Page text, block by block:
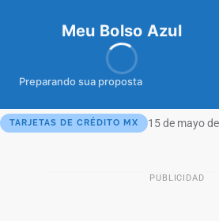
Meu Bolso Azul
Preparando sua proposta
meubolso Azul
¿Cómo solicitar
crédito Ualá?
TARJETAS DE CRÉDITO MX 15 de mayo
PUBLICIDAD